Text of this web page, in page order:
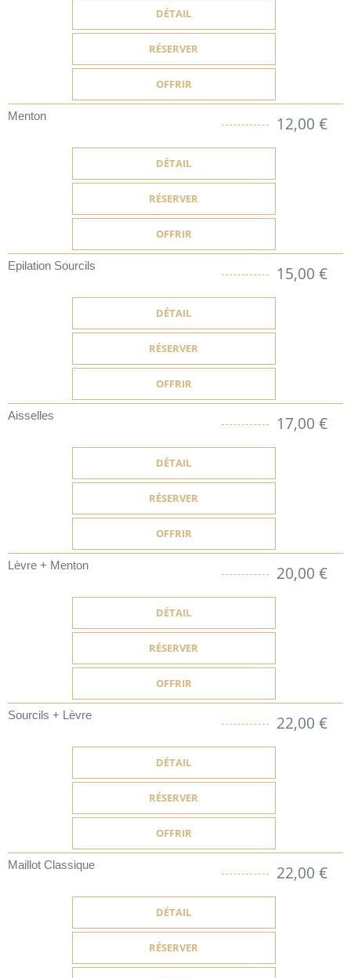
DÉTAIL
RÉSERVER
OFFRIR
Menton 12,00 €
DÉTAIL
RÉSERVER
OFFRIR
Epilation Sourcils 15,00 €
DÉTAIL
RÉSERVER
OFFRIR
Aisselles 17,00 €
DÉTAIL
RÉSERVER
OFFRIR
Lèvre + Menton 20,00 €
DÉTAIL
RÉSERVER
OFFRIR
Sourcils + Lèvre 22,00 €
DÉTAIL
RÉSERVER
OFFRIR
Maillot Classique 22,00 €
DÉTAIL
RÉSERVER